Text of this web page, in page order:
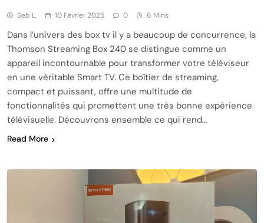
Seb L. 10 Février 2025 0 6 Mins
Dans l’univers des box tv il y a beaucoup de concurrence, la
Thomson Streaming Box 240 se distingue comme un
appareil incontournable pour transformer votre téléviseur
en une véritable Smart TV. Ce boîtier de streaming,
compact et puissant, offre une multitude de
fonctionnalités qui promettent une très bonne expérience
télévisuelle. Découvrons ensemble ce qui rend…
Read More